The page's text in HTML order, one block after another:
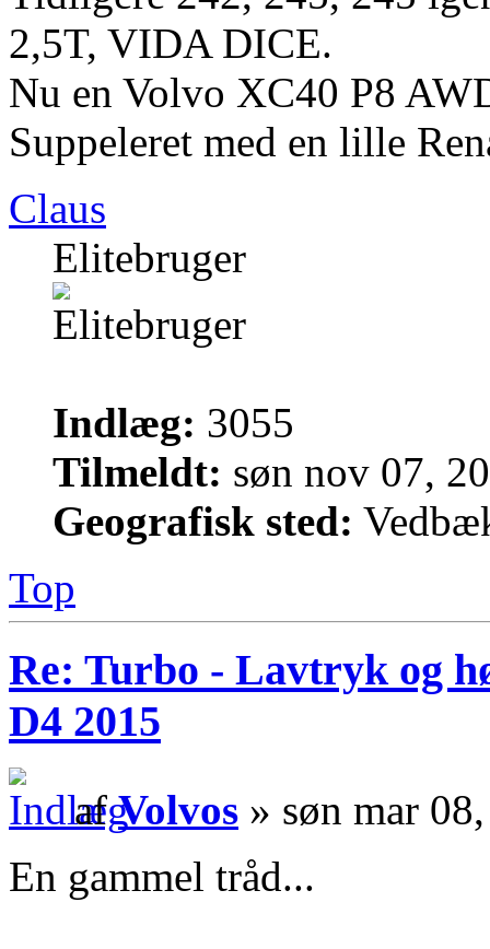
2,5T, VIDA DICE.
Nu en Volvo XC40 P8
Suppeleret med en lille
Claus
Elitebruger
Indlæg: 3055
Tilmeldt: søn nov 07,
Geografisk sted:
Top
Re: Turbo - Lavtryk og
D4 2015
afVolvos » søn mar
En gammel tråd...